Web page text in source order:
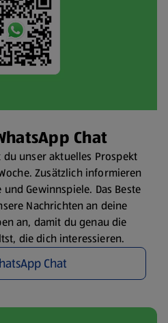
Chat
du unser aktuelles Prospekt
Zusätzlich informieren
Gewinnspiele. Das Beste
Nachrichten an deine
an, damit du genau die
die dich interessieren.
Chat